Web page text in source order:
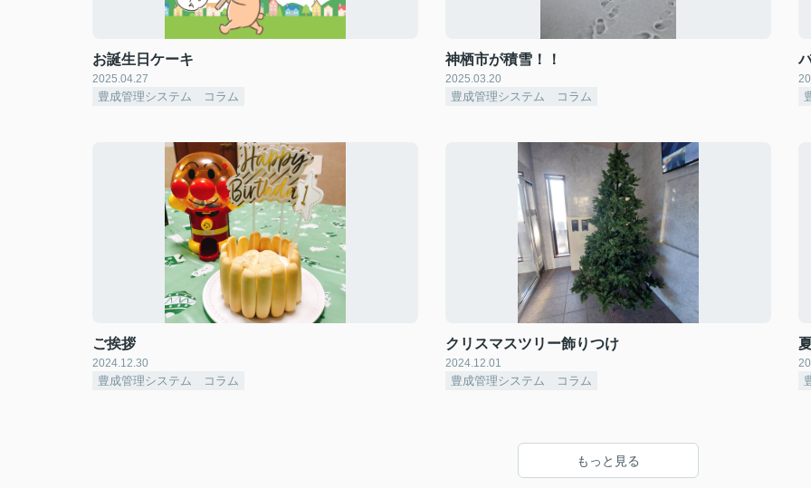
お誕生日ケーキ
2025.04.27
豊成管理システム コラム
神栖市が積雪！！
2025.03.20
豊成管理システム コラム
ご挨拶
2024.12.30
豊成管理システム コラム
クリスマスツリー飾りつけ
2024.12.01
豊成管理システム コラム
もっと見る